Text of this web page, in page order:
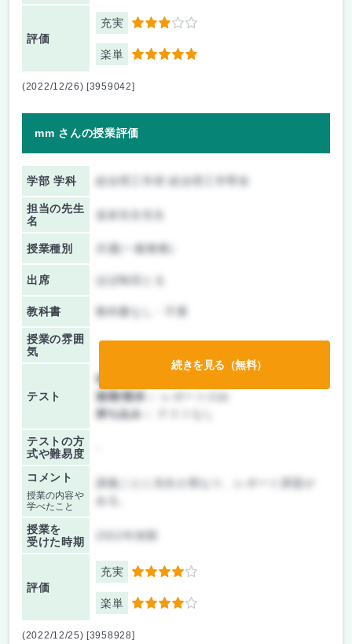
評価
充実 3
楽単 5
(2022/12/26) [3959042]
mm さんの授業評価
学部 学科
担当の先生
名
授業種別 共通(一般教養)
出席 ほぼ毎回とる
教科書 教科書なし・不要
授業の雰囲
気
テスト
前期/中間：
後期/期末：
持ち込み：
テストの方
式や難易度
コメント
授業の内容や
学べたこと
講義ごとに先生が異なり、レポート課題が
ある。
授業を
受けた時期
評価
充実 4
楽単 4
続きを見る（無料）
(2022/12/25) [3958928]